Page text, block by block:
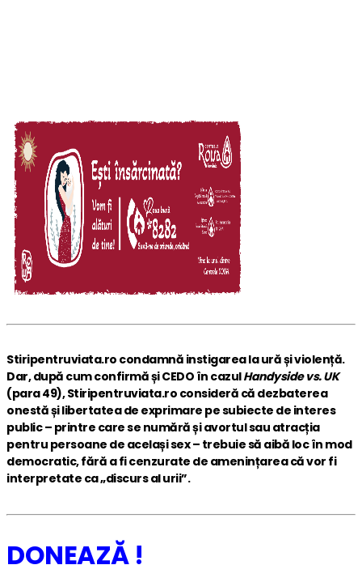
Stiripentruviata.ro condamnă instigarea la ură și violență.
Dar, după cum confirmă și CEDO în cazulHandyside vs. UK
(para 49), Stiripentruviata.ro consideră că dezbaterea
onestă și libertatea de exprimare pe subiecte de interes
public – printre care se numără și avortul sau atracția
pentru persoane de același sex – trebuie să aibă loc în mod
democratic, fără a fi cenzurate de amenințarea că vor fi
interpretate ca „discurs al urii”.
DONEAZĂ !